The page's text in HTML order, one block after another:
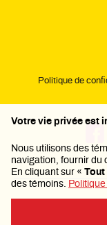
Politique de
Votre vie privée est
Nous utilisons des
navigation, fournir du
En cliquant sur « Tout
des témoins.